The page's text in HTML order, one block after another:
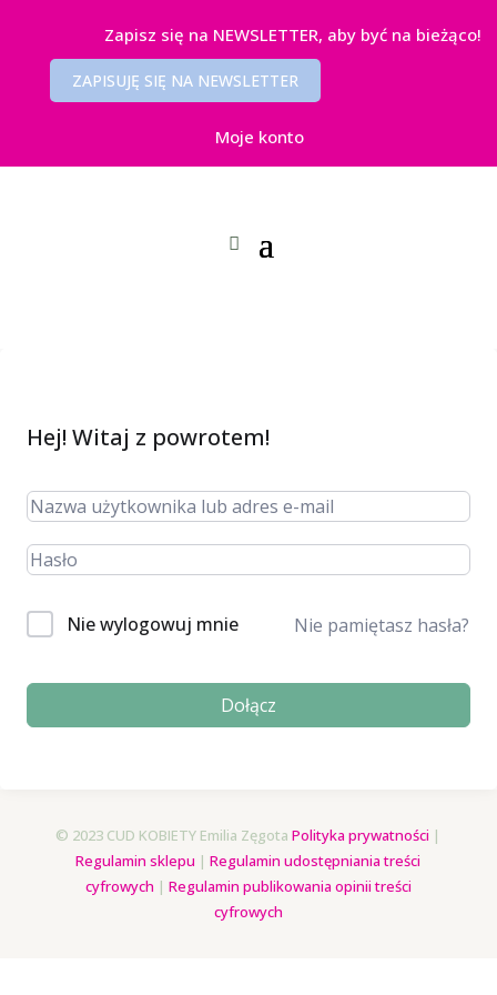
Zapisz się na NEWSLETTER, aby być na bieżąco!
ZAPISUJĘ SIĘ NA NEWSLETTER
Moje konto
Hej! Witaj z powrotem!
Nie wylogowuj mnie Nie pamiętasz hasła?
Dołącz
© 2023 CUD KOBIETY Emilia ZęgotaPolityka prywatności |
Regulamin sklepu |Regulamin udostępniania treści
cyfrowych | Regulamin publikowania opinii treści
cyfrowych